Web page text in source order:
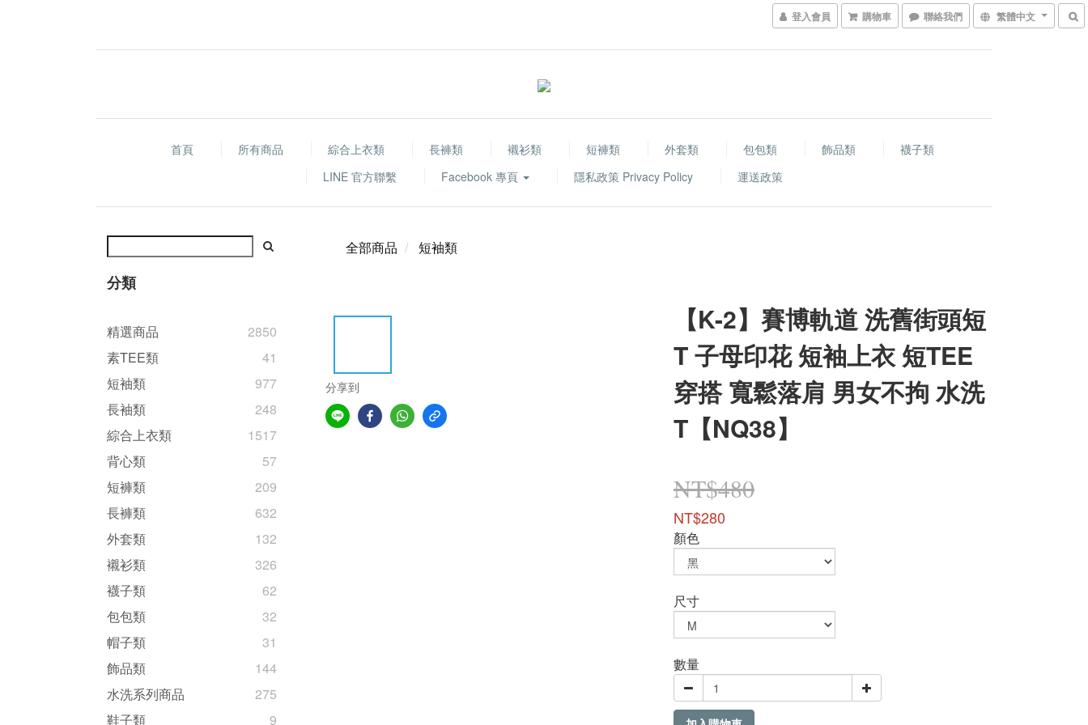
登入會員 購物車 聯絡我們 繁體中文
首頁 所有商品 綜合上衣類 長褲類 襯衫類 短褲類 外套類 包包類 飾品類
襪子類
LINE 官方聯繫
Facebook 專頁 隱私政策 Privacy Policy 運送政策
分類
精選商品
2850
素TEE類
41
短袖類
977
長袖類
248
綜合上衣類
1517
背心類
57
短褲類
209
長褲類
632
外套類
132
襯衫類
326
襪子類
62
包包類
32
帽子類
31
飾品類
144
水洗系列商品
275
鞋子類
9
全部商品 短袖類
分享到
【K-2】賽博軌道 洗舊街頭短
T 子母印花 短袖上衣 短TEE
穿搭 寬鬆落肩 男女不拘 水洗
T【NQ38】
NT$480
NT$280
顏色
尺寸
數量